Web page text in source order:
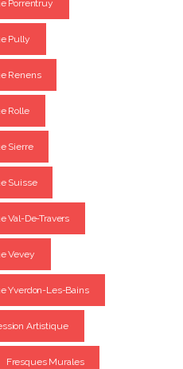
Porrentruy
Pully
Renens
Rolle
Sierre
Suisse
Val-De-Travers
Vevey
Yverdon-Les-Bains
Artistique
Fresques Murales